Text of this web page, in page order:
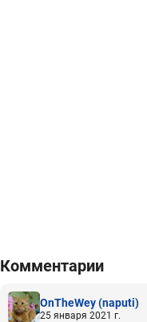
Комментарии
OnTheWey(naputi)
25 января 2021 г.